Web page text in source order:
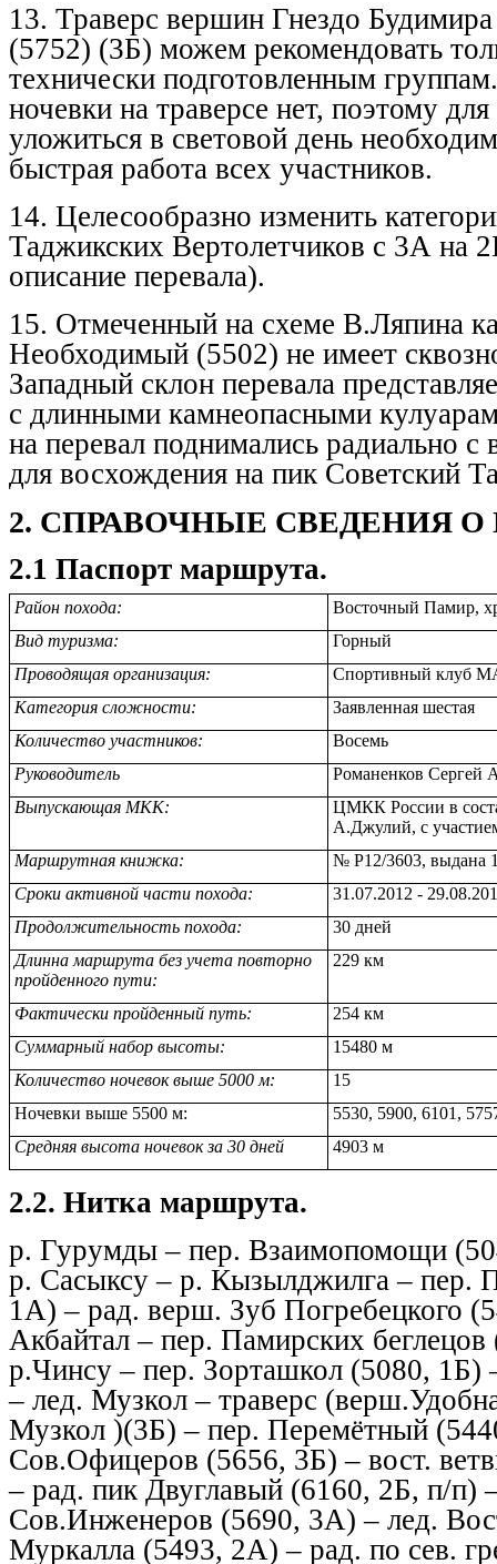
13. Траверс вершин Гнездо
(5752) (3Б) можем рекомендовать
технически подготовленным
ночевки на траверсе нет, поэтому
уложиться в световой день
быстрая работа всех участников.
14. Целесообразно изменить
Таджикских Вертолетчиков с 3А на
описание перевала).
15. Отмеченный на схеме В.Ляпина
Необходимый (5502) не имеет
Западный склон перевала
с длинными камнеопасными
на перевал поднимались радиально с
для восхождения на пик Советский
2. СПРАВОЧНЫЕ СВЕДЕНИЯ О
2.1 Паспорт маршрута.
Район похода:
Восточный Памир,
Вид туризма:
Горный
Проводящая организация:
Спортивный клуб
Категория сложности:
Заявленная шестая
Количество участников:
Восемь
Руководитель
Романенков Сергей
Выпускающая МКК:
ЦМКК России в
А.Джулий, с
Маршрутная книжка:
№ Р12/3603, выдана
Сроки активной части похода:
31.07.2012 -
Продолжительность похода:
30 дней
Длинна маршрута без учета повторно
пройденного пути:
229 км
Фактически пройденный путь:
254 км
Суммарный набор высоты:
15480 м
Количество ночевок выше 5000 м:
15
Ночевки выше 5500 м:
5530, 5900, 6101,
Средняя высота ночевок за 30 дней
4903 м
2.2. Нитка маршрута.
р. Гурумды – пер. Взаимопомощи
р. Сасыксу – р. Кызылджилга – пер.
1А) – рад. верш. Зуб Погребецкого
Акбайтал – пер. Памирских
р.Чинсу – пер. Зорташкол (5080, 1Б)
– лед. Музкол – траверс
Музкол )(3Б) – пер. Перемётный
Сов.Офицеров (5656, 3Б) – вост.
– рад. пик Двуглавый (6160, 2Б, п/п)
Сов.Инженеров (5690, 3А) – лед.
Муркалла (5493, 2А) – рад. по сев.